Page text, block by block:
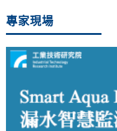
專家現場